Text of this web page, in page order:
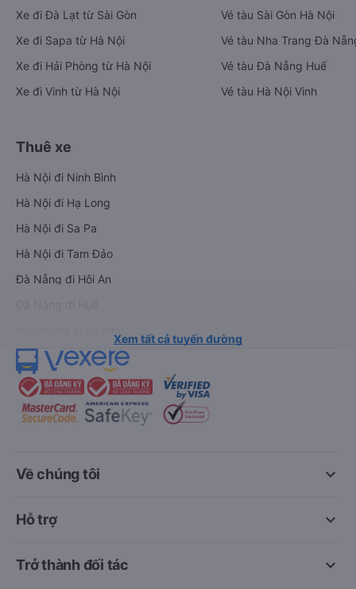
Xe đi Đà Lạt từ Sài Gòn
Xe đi Sapa từ Hà Nội
Xe đi Hải Phòng từ Hà Nội
Xe đi Vinh từ Hà Nội
Vé tàu Sài Gòn Hà Nội
Vé tàu Nha Trang Đà
Vé tàu Đà Nẵng Huế
Vé tàu Hà Nội Vinh
Thuê xe
Hà Nội đi Ninh Bình
Hà Nội đi Hạ Long
Hà Nội đi Sa Pa
Hà Nội đi Tam Đảo
Đà Nẵng đi Hội An
Xem tất cả tuyến đường
keyboard_arrow_down
Về chúng tôi
keyboard_arrow_down
Hỗ trợ
keyboard_arrow_down
Trở thành đối tác